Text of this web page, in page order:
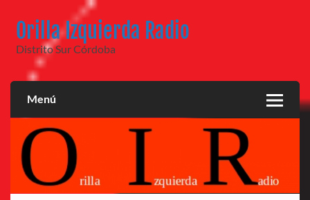
contenido
Orilla Izquierda Radio
Distrito Sur Córdoba
Menú